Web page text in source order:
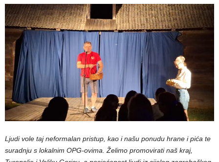
Ljudi vole taj neformalan pristup, kao i našu ponudu hrane i pića te
suradnju s lokalnim OPG-ovima. Želimo promovirati naš kraj,